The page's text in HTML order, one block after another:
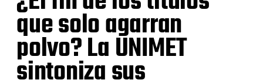
que solo agarran
polvo? La UNIMET
sintoniza sus